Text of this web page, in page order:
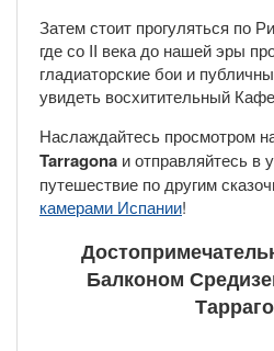
Затем стоит прогуляться по
где со II века до нашей эры
гладиаторские бои и
увидеть восхитительный
Наслаждайтесь просмотром
Tarragona и отправляйтесь в
путешествие по другим
камерами Испании!
Балконом